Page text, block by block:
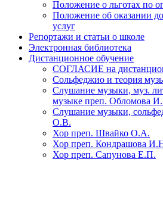
Положение о льготах по
Положение об оказании
услуг
Репортажи и статьи о школе
Электронная библиотека
Дистанционное обучение
СОГЛАСИЕ на
Сольфеджио и теория
Слушание музыки, муз.
музыке преп. Обломова
Слушание музыки,
О.В.
Хор преп. Швайко О.А.
Хор преп. Кондрашова
Хор преп. Сапунова Е.П.